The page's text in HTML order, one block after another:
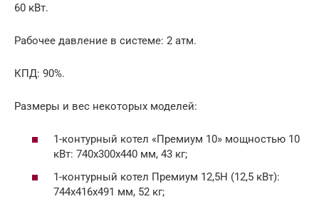
60 кВт.
Рабочее давление в системе: 2 атм.
КПД: 90%.
Размеры и вес некоторых моделей:
1-контурный котел «Премиум 10» мощностью 10
кВт: 740х300х440 мм, 43 кг;
1-контурный котел Премиум 12,5Н (12,5 кВт):
744х416х491 мм, 52 кг;